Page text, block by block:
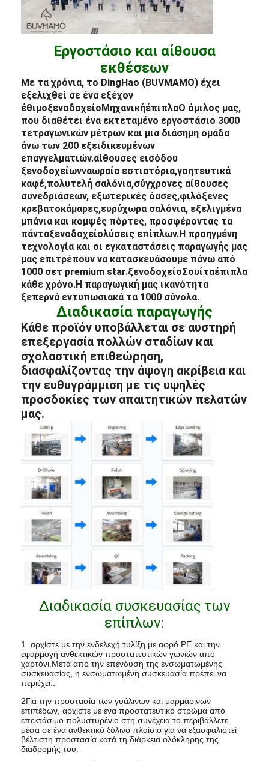
Εργοστάσιο και αίθουσα
εκθέσεων
Με τα χρόνια, το DingHao (BUVMAMO) έχει
εξελιχθεί σε ένα εξέχον
έθιμοξενοδοχείο ΜηχανικήέπιπλαΟ όμιλος μας,
που διαθέτει ένα εκτεταμένο εργοστάσιο 3000
τετραγωνικών μέτρων και μια διάσημη ομάδα
άνω των 200 εξειδικευμένων
επαγγελματιών.αίθουσες εισόδου
ξενοδοχείωνναωραία εστιατόρια,γοητευτικά
καφέ,πολυτελή σαλόνια,σύγχρονες αίθουσες
συνεδριάσεων, εξωτερικές όασες,φιλόξενες
κρεβατοκάμαρες,ευρύχωρα σαλόνια, εξελιγμένα
μπάνια και κομψές πόρτες, προσφέροντας τα
πάνταξενοδοχείολύσεις επίπλων.Η προηγμένη
τεχνολογία και οι εγκαταστάσεις παραγωγής μας
μας επιτρέπουν να κατασκευάσουμε πάνω από
1000 σετ premium star.ξενοδοχείοΣουίταέπιπλα
κάθε χρόνο.Η παραγωγική μας ικανότητα
ξεπερνά εντυπωσιακά τα 1000 σύνολα.
Διαδικασία παραγωγής
Κάθε προϊόν υποβάλλεται σε αυστηρή
επεξεργασία πολλών σταδίων και
σχολαστική επιθεώρηση,
διασφαλίζοντας την άψογη ακρίβεια και
την ευθυγράμμιση με τις υψηλές
προσδοκίες των απαιτητικών πελατών
μας.
Διαδικασία συσκευασίας των
επίπλων:
1. αρχίστε με την ενδελεχή τυλίξη με αφρό PE και την
εφαρμογή ανθεκτικών προστατευτικών γωνιών από
χαρτόνι.Μετά από την επένδυση της ενσωματωμένης
συσκευασίας, η ενσωματωμένη συσκευασία πρέπει να
περιέχει:.
2Για την προστασία των γυάλινων και μαρμάρινων
επιπέδων, αρχίστε με ένα προστατευτικό στρώμα από
επεκτάσιμο πολυστυρένιο.στη συνέχεια το περιβάλλετε
μέσα σε ένα ανθεκτικό ξύλινο πλαίσιο για να εξασφαλιστεί
βέλτιστη προστασία κατά τη διάρκεια ολόκληρης της
διαδρομής του.